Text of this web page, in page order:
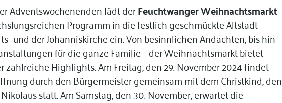
Adventswochenenden lädt derFeuchtwanger Weihnachtsmarkt
Programm in die festlich geschmückte Altstadt
und der Johanniskirche ein. Von besinnlichen Andachten, bis hin
für die ganze Familie – der Weihnachtsmarkt bietet
zahlreiche Highlights. Am Freitag, den 29. November 2024 findet
durch den Bürgermeister gemeinsam mit dem Christkind, den
statt. Am Samstag, den 30. November, erwartet die